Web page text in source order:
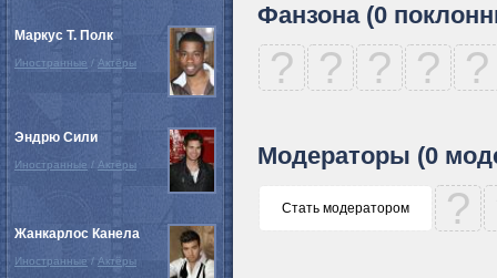
Фанзона (0
? ? ? ? ?
Модераторы (0
Стать модератором ?
Маркус Т. Полк
Иностранные / Актёры
Эндрю Сили
Иностранные / Актёры
Жанкарлос Канела
Иностранные / Актёры